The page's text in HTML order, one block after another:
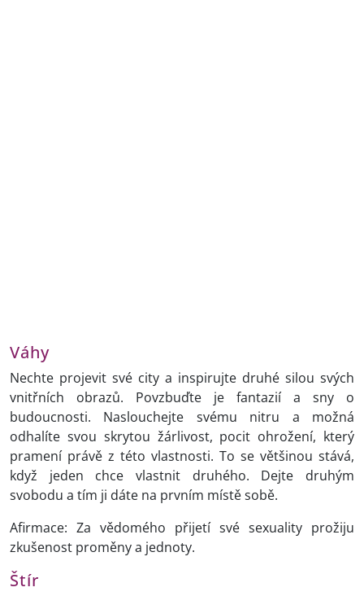
Váhy
Nechte projevit své city a inspirujte druhé silou svých
vnitřních obrazů. Povzbuďte je fantazií a sny o
budoucnosti. Naslouchejte svému nitru a možná
odhalíte svou skrytou žárlivost, pocit ohrožení, který
pramení právě z této vlastnosti. To se většinou stává,
když jeden chce vlastnit druhého. Dejte druhým
svobodu a tím ji dáte na prvním místě sobě.
Afirmace: Za vědomého přijetí své sexuality prožiju
zkušenost proměny a jednoty.
Štír